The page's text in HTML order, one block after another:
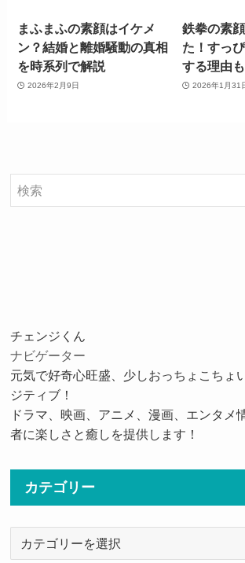
まふまふの素顔はイケメ
ン？結婚と離婚騒動の真相
を時系列で解説
2026年2月9日
鉄拳の素
た！すっ
する理由
2026年1月31
チェンジくん
ナビゲーター
元気で好奇心旺盛、少しおっちょこちょ
ジティブ！
ドラマ、映画、アニメ、漫画、エンタメ
者に楽しさと癒しを提供します！
カテゴリー